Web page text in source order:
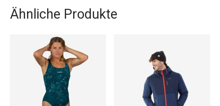
Ähnliche Produkte